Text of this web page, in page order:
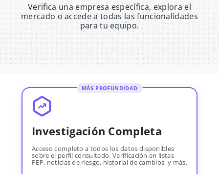
Verifica una empresa específica, explora el
mercado o accede a todas las funcionalidades
para tu equipo.
MÁS PROFUNDIDAD
Investigación Completa
Acceso completo a todos los datos disponibles
sobre el perfil consultado. Verificación en listas
PEP, noticias de riesgo, historial de cambios, y más.